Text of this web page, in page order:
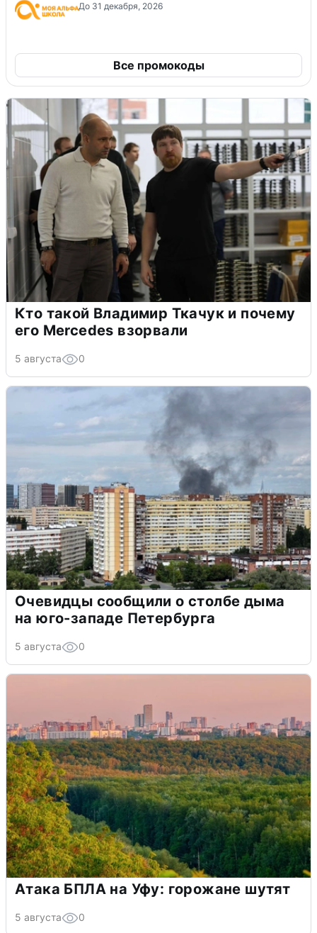
До 31 декабря, 2026
Все промокоды
Кто такой Владимир Ткачук и почему
его Mercedes взорвали
5 августа 0
Очевидцы сообщили о столбе дыма
на юго-западе Петербурга
5 августа 0
Атака БПЛА на Уфу: горожане шутят
5 августа 0